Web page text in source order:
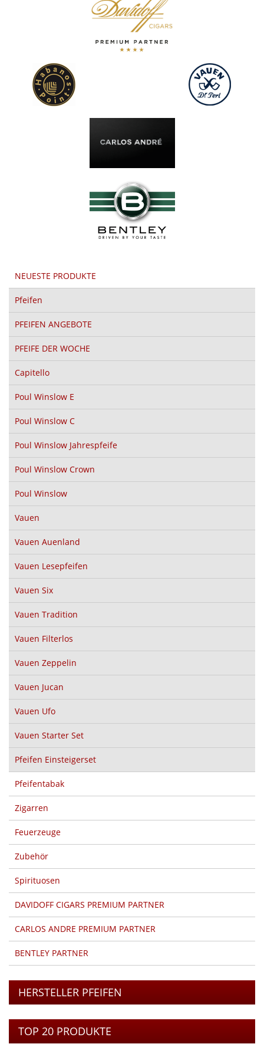
NEUESTE PRODUKTE
Pfeifen
PFEIFEN ANGEBOTE
PFEIFE DER WOCHE
Capitello
Poul Winslow E
Poul Winslow C
Poul Winslow Jahrespfeife
Poul Winslow Crown
Poul Winslow
Vauen
Vauen Auenland
Vauen Lesepfeifen
Vauen Six
Vauen Tradition
Vauen Filterlos
Vauen Zeppelin
Vauen Jucan
Vauen Ufo
Vauen Starter Set
Pfeifen Einsteigerset
Pfeifentabak
Zigarren
Feuerzeuge
Zubehör
Spirituosen
DAVIDOFF CIGARS PREMIUM PARTNER
CARLOS ANDRE PREMIUM PARTNER
BENTLEY PARTNER
HERSTELLER PFEIFEN
TOP 20 PRODUKTE